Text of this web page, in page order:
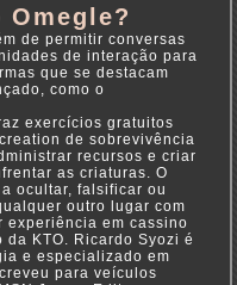
de permitir conversas
de interação para
que se destacam
como o
exercícios gratuitos
de sobrevivência
recursos e criar
as criaturas. O
ocultar, falsificar ou
outro lugar com
experiência em cassino
KTO. Ricardo Syozi é
e especializado em
para veículos